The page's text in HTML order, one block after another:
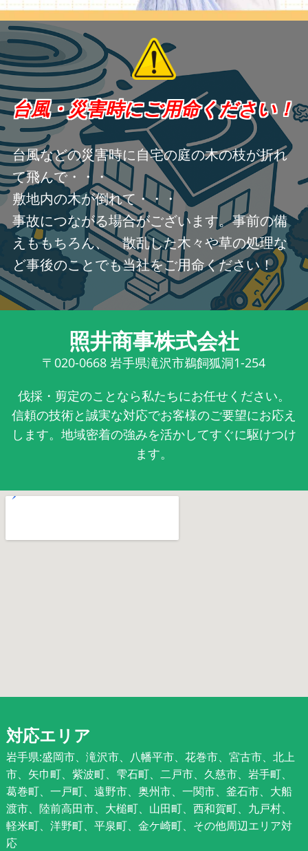
台風・災害時にご用命ください！
台風などの災害時に自宅の庭の木の枝が折れ
て飛んで・・・
敷地内の木が倒れて・・・
事故につながる場合がございます。事前の備
えももちろん、 散乱した木々や草の処理な
ど事後のことでも当社をご用命ください！
照井商事株式会社
〒020-0668 岩手県滝沢市鵜飼狐洞1-254
伐採・剪定のことなら私たちにお任せください。
信頼の技術と誠実な対応でお客様のご要望にお応え
します。地域密着の強みを活かしてすぐに駆けつけ
ます。
対応エリア
岩手県:盛岡市、滝沢市、八幡平市、花巻市、宮古市、北上
市、矢巾町、紫波町、雫石町、二戸市、久慈市、岩手町、
葛巻町、一戸町、遠野市、奥州市、一関市、釜石市、大船
渡市、陸前高田市、大槌町、山田町、西和賀町、九戸村、
軽米町、洋野町、平泉町、金ケ崎町、その他周辺エリア対
応